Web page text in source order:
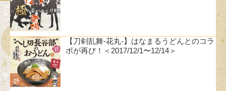
【刀剣乱舞-花丸-】はなまるうどんとのコラ
ボが再び！＜2017/12/1〜12/14＞